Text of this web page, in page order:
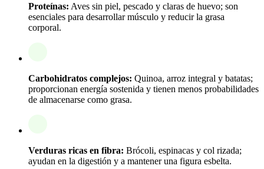
Proteínas: Aves sin piel, pescado y claras de huevo; son
esenciales para desarrollar músculo y reducir la grasa
corporal.
Carbohidratos complejos: Quinoa, arroz integral y batatas;
proporcionan energía sostenida y tienen menos probabilidades
de almacenarse como grasa.
Verduras ricas en fibra: Brócoli, espinacas y col rizada;
ayudan en la digestión y a mantener una figura esbelta.